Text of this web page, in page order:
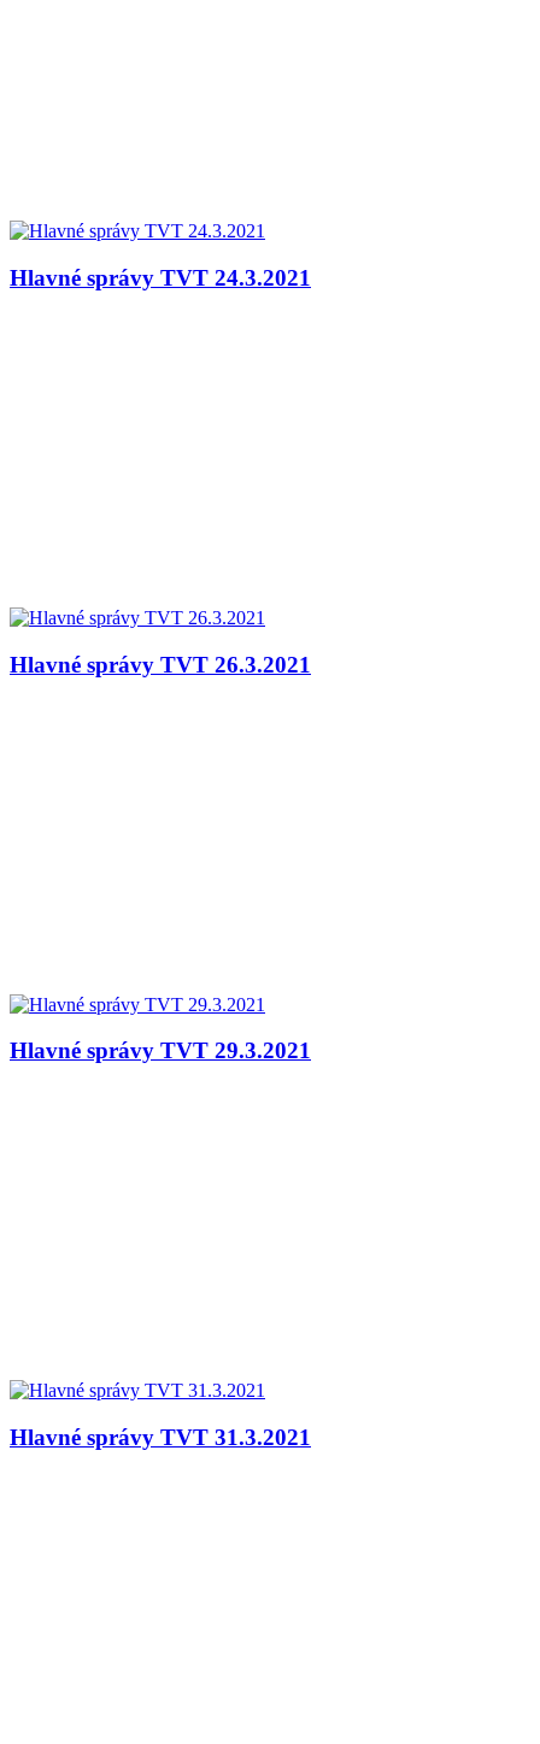
Hlavné správy TVT 24.3.2021
Hlavné správy TVT 26.3.2021
Hlavné správy TVT 29.3.2021
Hlavné správy TVT 31.3.2021